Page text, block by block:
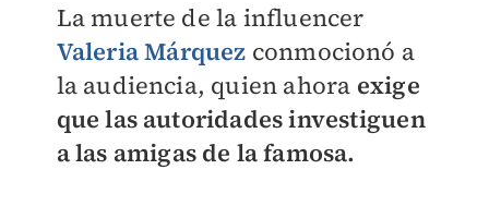
La muerte de la influencer
Valeria Márquez conmocionó a
la audiencia, quien ahora exige
que las autoridades investiguen
a las amigas de la famosa.